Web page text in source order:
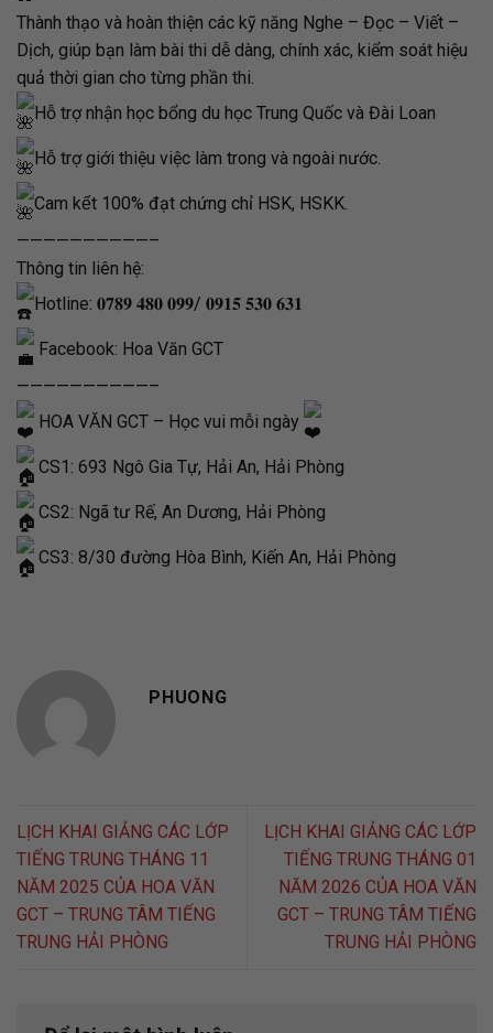
Thành thạo và hoàn thiện các kỹ năng Nghe – Đọc – Viết –
Dịch, giúp bạn làm bài thi dễ dàng, chính xác, kiểm soát hiệu
quả thời gian cho từng phần thi.
Hỗ trợ nhận học bổng du học Trung Quốc và Đài Loan
Hỗ trợ giới thiệu việc làm trong và ngoài nước.
Cam kết 100% đạt chứng chỉ HSK, HSKK.
——————————–
Thông tin liên hệ:
Hotline: 𝟎𝟕𝟖𝟗 𝟒𝟖𝟎 𝟎𝟗𝟗/ 𝟎𝟗𝟏𝟓 𝟓𝟑𝟎 𝟔𝟑𝟏
Facebook: Hoa Văn GCT
——————————–
HOA VĂN GCT – Học vui mỗi ngày
CS1: 693 Ngô Gia Tự, Hải An, Hải Phòng
CS2: Ngã tư Rế, An Dương, Hải Phòng
CS3: 8/30 đường Hòa Bình, Kiến An, Hải Phòng
PHUONG
LỊCH KHAI GIẢNG CÁC LỚP
TIẾNG TRUNG THÁNG 11
NĂM 2025 CỦA HOA VĂN
GCT – TRUNG TÂM TIẾNG
TRUNG HẢI PHÒNG
LỊCH KHAI GIẢNG CÁC LỚP
TIẾNG TRUNG THÁNG 01
NĂM 2026 CỦA HOA VĂN
GCT – TRUNG TÂM TIẾNG
TRUNG HẢI PHÒNG